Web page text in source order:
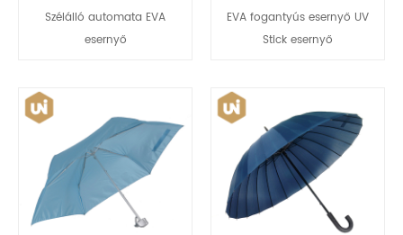
Szélálló automata EVA
esernyő
EVA fogantyús esernyő UV
Stick esernyő